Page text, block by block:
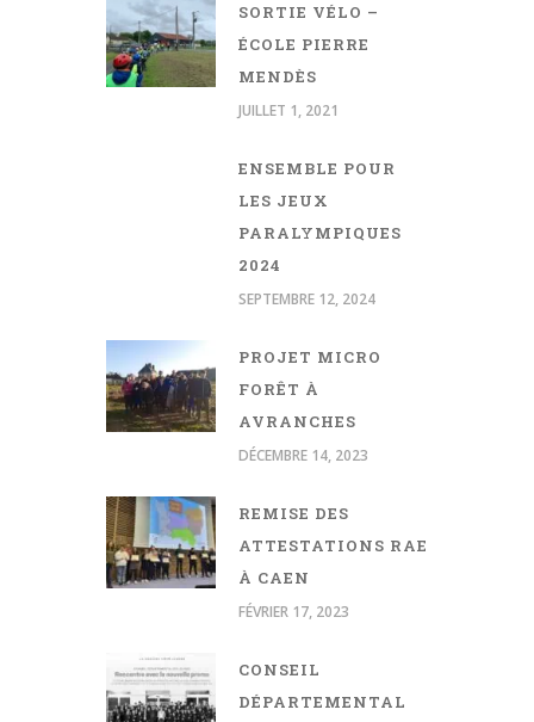
SORTIE VÉLO –
ÉCOLE PIERRE
MENDÈS
JUILLET 1, 2021
ENSEMBLE POUR
LES JEUX
PARALYMPIQUES
2024
SEPTEMBRE 12, 2024
PROJET MICRO
FORÊT À
AVRANCHES
DÉCEMBRE 14, 2023
REMISE DES
ATTESTATIONS RAE
À CAEN
FÉVRIER 17, 2023
CONSEIL
DÉPARTEMENTAL